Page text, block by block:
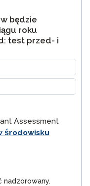
będzie
roku
test przed- i
Assessment
środowisku